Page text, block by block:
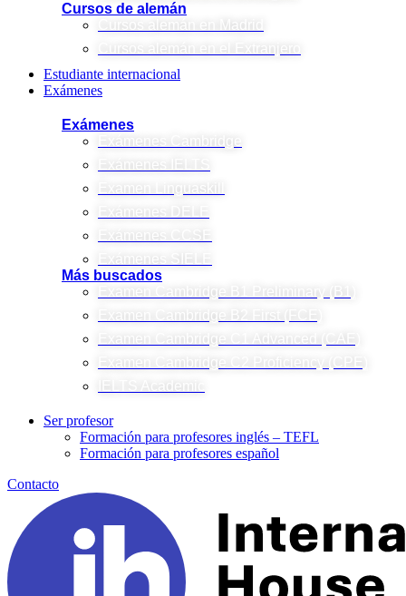
Cursos de alemán
Cursos alemán en Madrid
Cursos alemán en el Extranjero
Estudiante internacional
Exámenes
Exámenes
Exámenes Cambridge
Exámenes IELTS
Examen Linguaskill
Exámenes DELE
Exámenes CCSE
Exámenes SIELE
Más buscados
Examen Cambridge B1 Preliminary (B1)
Examen Cambridge B2 First (FCE)
Examen Cambridge C1 Advanced (CAE)
Examen Cambridge C2 Proficiency (CPE)
IELTS Academic
Ser profesor
Formación para profesores inglés – TEFL
Formación para profesores español
Contacto